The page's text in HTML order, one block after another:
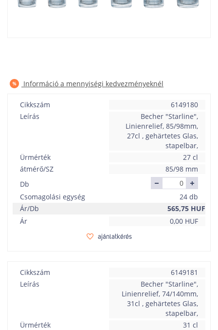
Információ a mennyiségi kedvezményeknél
Cikkszám
6149180
Leírás
Becher "Starline",
Linienrelief, 85/98mm,
27cl , gehärtetes Glas,
stapelbar,
Ürmérték
27 cl
átmérő/SZ
85/98 mm
Db
Csomagolási egység
24 db
Ár/Db
565,75 HUF
Ár
0,00 HUF
ajánlatkérés
Cikkszám
6149181
Leírás
Becher "Starline",
Linienrelief, 74/140mm,
31cl , gehärtetes Glas,
stapelbar,
Ürmérték
31 cl